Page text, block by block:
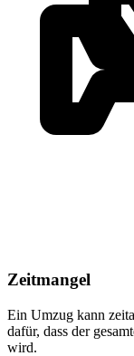
Zeitmangel
Ein Umzug kann
dafür, dass der
wird.